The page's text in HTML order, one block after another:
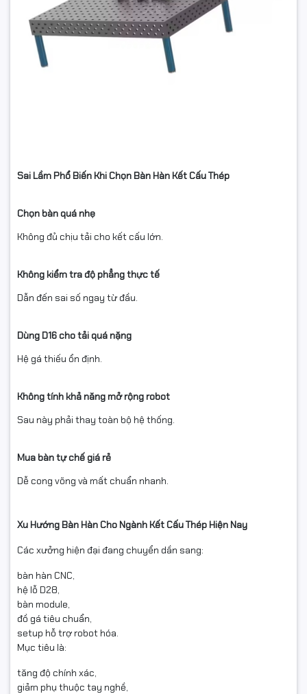
Sai Lầm Phổ Biến Khi Chọn Bàn Hàn Kết Cấu Thép
Chọn bàn quá nhẹ
Không đủ chịu tải cho kết cấu lớn.
Không kiểm tra độ phẳng thực tế
Dẫn đến sai số ngay từ đầu.
Dùng D16 cho tải quá nặng
Hệ gá thiếu ổn định.
Không tính khả năng mở rộng robot
Sau này phải thay toàn bộ hệ thống.
Mua bàn tự chế giá rẻ
Dễ cong võng và mất chuẩn nhanh.
Xu Hướng Bàn Hàn Cho Ngành Kết Cấu Thép Hiện Nay
Các xưởng hiện đại đang chuyển dần sang:
bàn hàn CNC,
hệ lỗ D28,
bàn module,
đồ gá tiêu chuẩn,
setup hỗ trợ robot hóa.
Mục tiêu là:
tăng độ chính xác,
giảm phụ thuộc tay nghề,